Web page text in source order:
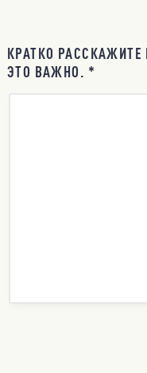
КРАТКО
ЭТО ВАЖНО. *